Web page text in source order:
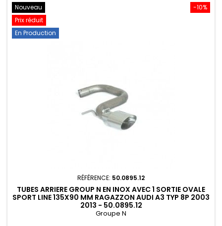
-10%
Nouveau
Prix réduit
En Production
RÉFÉRENCE: 50.0895.12
TUBES ARRIERE GROUP N EN INOX AVEC 1 SORTIE OVALE
SPORT LINE 135X90 MM RAGAZZON AUDI A3 TYP 8P 2003
2013 - 50.0895.12
Groupe N